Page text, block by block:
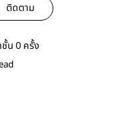
ติดตาม
ชั้น 0 ครั้ง